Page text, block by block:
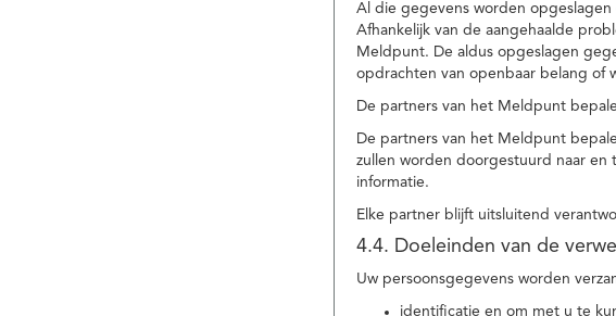
Al die gegevens worden
Afhankelijk van de aangehaalde
Meldpunt. De aldus opgeslagen
opdrachten van openbaar belang of
De partners van het Meldpunt
De partners van het Meldpunt
zullen worden doorgestuurd naar
informatie.
Elke partner blijft uitsluitend
4.4. Doeleinden van de
Uw persoonsgegevens worden
identificatie en om met u te